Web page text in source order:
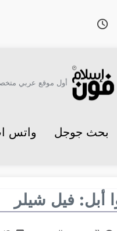
أول موقع عربي متخصص
بحث جوجل واتس